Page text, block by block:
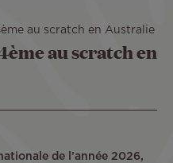
au scratch en Australie
au scratch en
de l’année 2026,